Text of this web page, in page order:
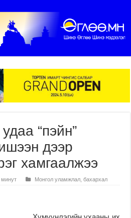
“пэйн”
дээр
хамгаалжээ
минут Монгол уламжлал, бахархал